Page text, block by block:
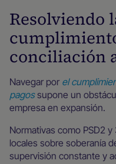
Resolviendo
conciliación
Navegar por el
pagossupone un
empresa en expansión.
Normativas como PSD2
locales sobre soberanía
supervisión constante y